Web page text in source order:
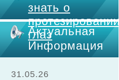
знать о
протезировании
глаз
Актуальная
Информация
31.05.26